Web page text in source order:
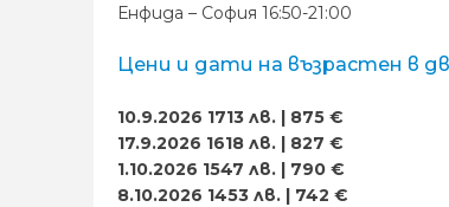
Енфида – София 16:50-21:00
Цени и дати на възрастен в
10.9.2026 1713 лв. | 875 €
17.9.2026 1618 лв. | 827 €
1.10.2026 1547 лв. | 790 €
8.10.2026 1453 лв. | 742 €